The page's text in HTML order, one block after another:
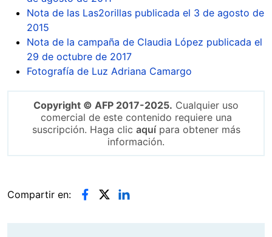
Nota de las Las2orillas publicada el 3 de agosto de
2015
Nota de la campaña de Claudia López publicada el
29 de octubre de 2017
Fotografía de Luz Adriana Camargo
Copyright © AFP 2017-2025. Cualquier uso
comercial de este contenido requiere una
suscripción. Haga clic aquípara obtener más
información.
Compartir en: